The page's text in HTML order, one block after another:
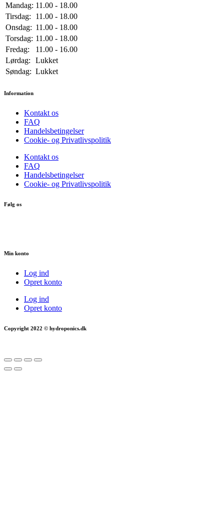
Mandag: 11.00 - 18.00
Tirsdag:
11.00 - 18.00
Onsdag: 11.00 - 18.00
Torsdag: 11.00 - 18.00
Fredag:
11.00 - 16.00
Lørdag:
Lukket
Søndag: Lukket
Information
Kontakt os
FAQ
Handelsbetingelser
Cookie- og Privatlivspolitik
Kontakt os
FAQ
Handelsbetingelser
Cookie- og Privatlivspolitik
Følg os
Min konto
Log ind
Opret konto
Log ind
Opret konto
Copyright 2022 © hydroponics.dk